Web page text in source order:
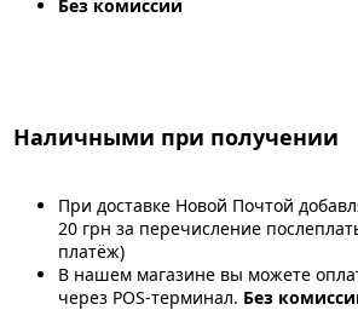
Без комиссии
Наличными при получении
При доставке Новой Почтой
20 грн за перечисление
платёж)
В нашем магазине вы можете
через POS-терминал. Без